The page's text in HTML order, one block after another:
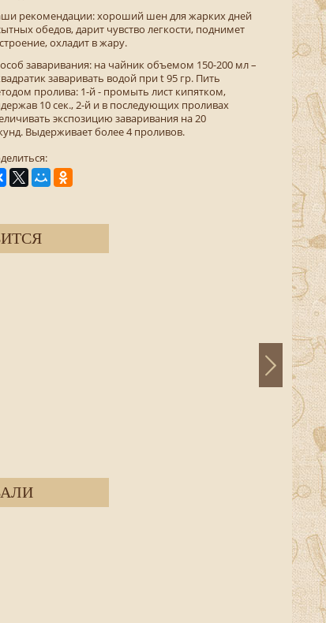
рекомендации: хороший шен для жарких дней
обедов, дарит чувство легкости, поднимет
охладит в жару.
заваривания: на чайник объемом 150-200 мл –
заваривать водой при t 95 гр. Пить
пролива: 1-й - промыть лист кипятком,
10 сек., 2-й и в последующих проливах
экспозицию заваривания на 20
Выдерживает более 4 проливов.